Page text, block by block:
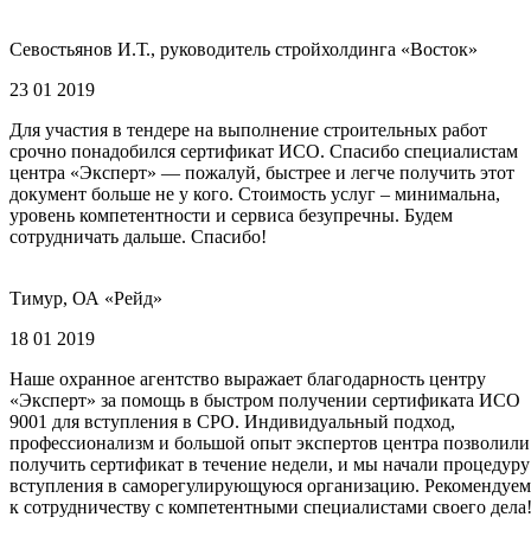
Севостьянов И.Т., руководитель стройхолдинга «Восток»
23 01 2019
Для участия в тендере на выполнение строительных работ
срочно понадобился сертификат ИСО. Спасибо специалистам
центра «Эксперт» — пожалуй, быстрее и легче получить этот
документ больше не у кого. Стоимость услуг – минимальна,
уровень компетентности и сервиса безупречны. Будем
сотрудничать дальше. Спасибо!
Тимур, ОА «Рейд»
18 01 2019
Наше охранное агентство выражает благодарность центру
«Эксперт» за помощь в быстром получении сертификата ИСО
9001 для вступления в СРО. Индивидуальный подход,
профессионализм и большой опыт экспертов центра позволили
получить сертификат в течение недели, и мы начали процедуру
вступления в саморегулирующуюся организацию. Рекомендуем
к сотрудничеству с компетентными специалистами своего дела!